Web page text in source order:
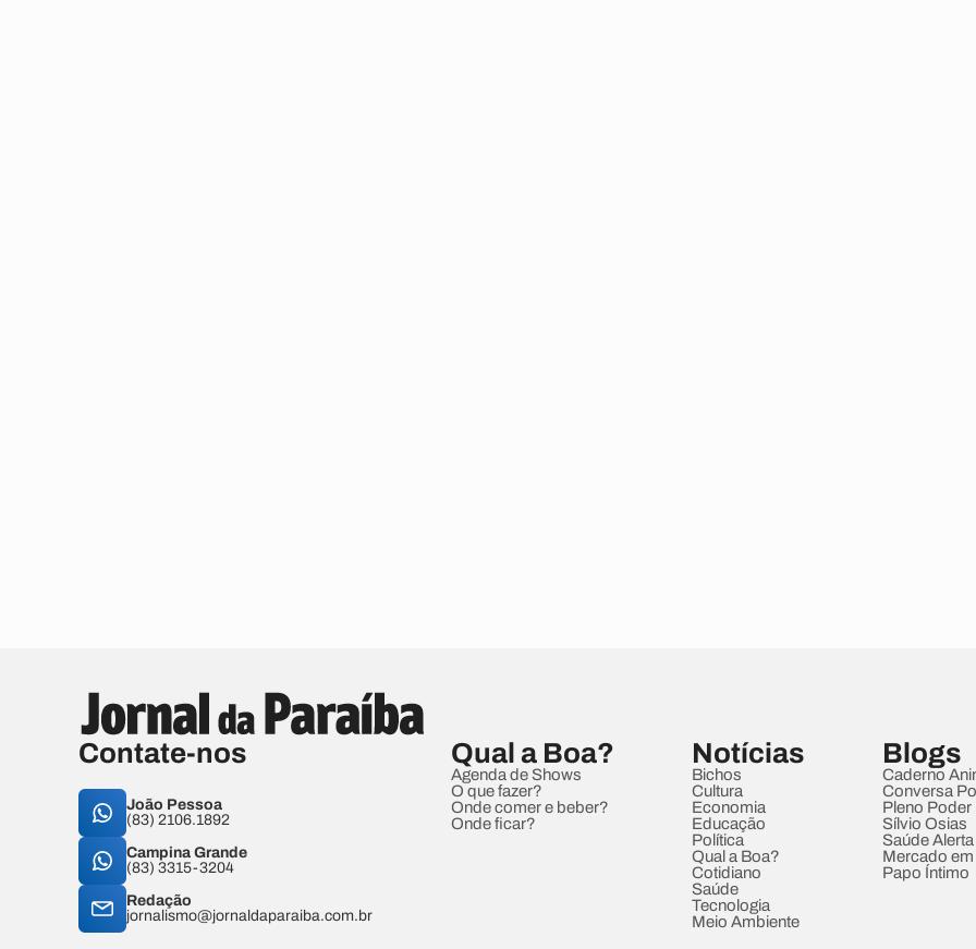
Contate-nos
João Pessoa
(83) 2106.1892
Campina Grande
(83) 3315-3204
Redação
jornalismo@jornaldaparaiba.com.br
Qual a Boa?
Agenda de Shows
O que fazer?
Onde comer e beber?
Onde ficar?
Notícias
Bichos
Cultura
Economia
Educação
Política
Qual a Boa?
Cotidiano
Saúde
Tecnologia
Meio Ambiente
Blogs
Caderno
Conversa
Pleno Poder
Sílvio Osias
Saúde Alerta
Mercado
Papo Íntimo